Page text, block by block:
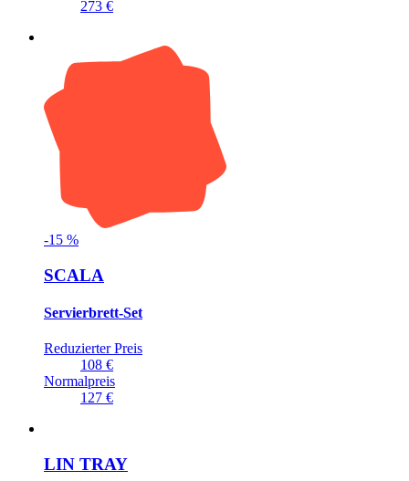
273 €
-15 %
SCALA
Servierbrett-Set
Reduzierter Preis
108 €
Normalpreis
127 €
LIN TRAY